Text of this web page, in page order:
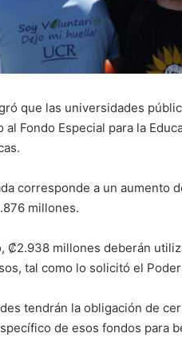
que las universidades
Fondo Especial para la
corresponde a un aumento
millones.
₡2.938 millones deberán
tal como lo solicitó el
tendrán la obligación de
de esos fondos para